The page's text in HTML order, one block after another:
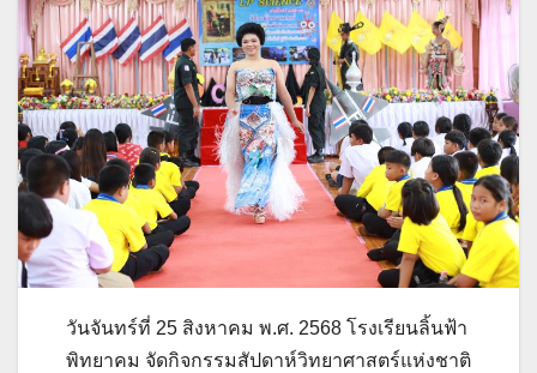
วันจันทร์ที่ 25 สิงหาคม พ.ศ. 2568 โรงเรียนลิ้นฟ้า
พิทยาคม จัดกิจกรรมสัปดาห์วิทยาศาสตร์แห่งชาติ